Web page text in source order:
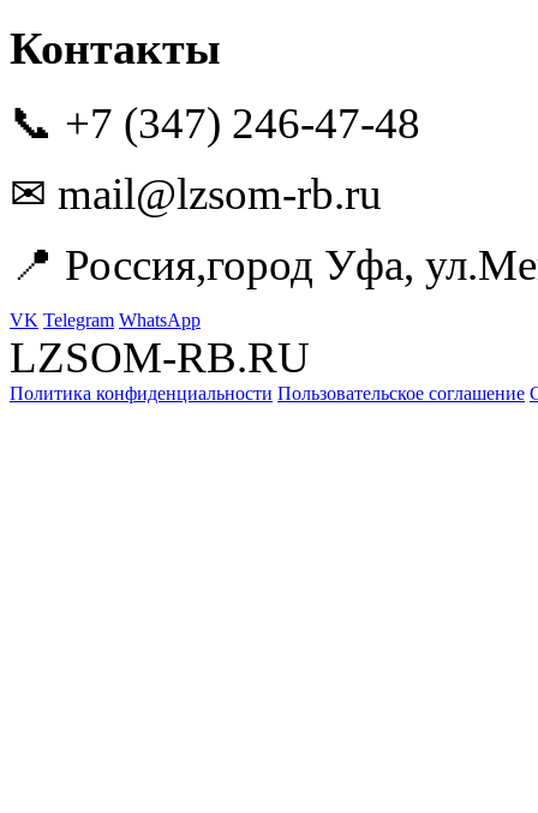
Контакты
📞 +7 (347) 246-47-48
✉ mail@lzsom-rb.ru
📍 Россия,город Уфа,
VK Telegram WhatsApp
LZSOM-RB.RU
Политика конфиденциальности Пользовательское соглашение